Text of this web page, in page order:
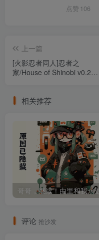
点赞 106
上一篇
[火影忍者同人]忍者之
家/House of Shinobi v0.24j
相关推荐
评论 抢沙发